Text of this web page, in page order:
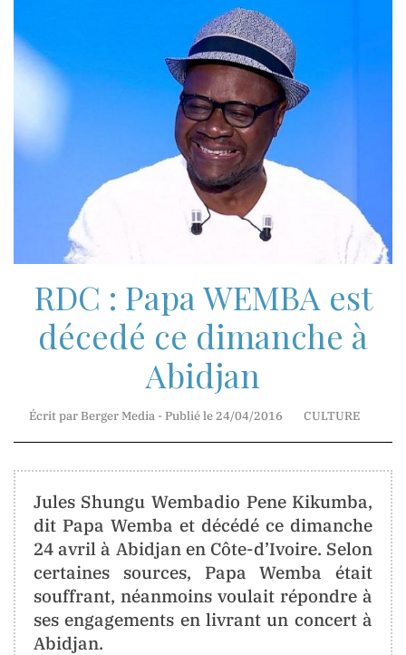
Générale
Jean-
Marie
Technique
Madame
Myriam
Basosila
Publication
CONTACT
contact@berger-
media.info
info@berger-
media .info
RDC : Papa WEMBA est
décedé ce dimanche à
Abidjan
Écrit par Berger Media - Publié le 24/04/2016 CULTURE
Jules Shungu Wembadio Pene Kikumba,
dit Papa Wemba et décédé ce dimanche
24 avril à Abidjan en Côte-d’Ivoire. Selon
certaines sources, Papa Wemba était
souffrant, néanmoins voulait répondre à
ses engagements en livrant un concert à
Abidjan.